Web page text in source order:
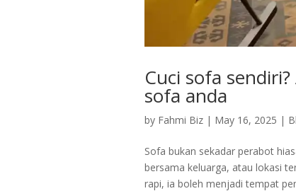
Cuci sofa
sofa anda
by Fahmi Biz | May 16, 2025 |
Sofa bukan sekadar perabot
bersama keluarga, atau lokasi
rapi, ia boleh menjadi tempat